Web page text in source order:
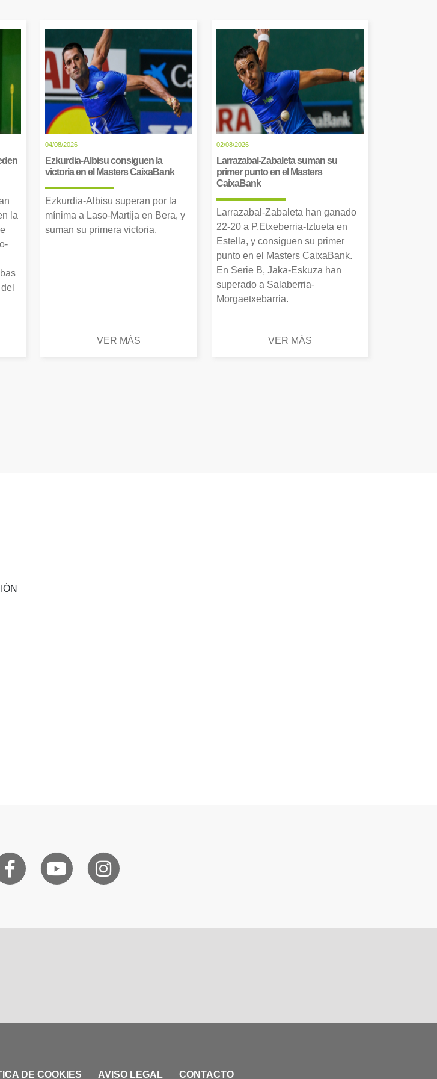
la
04/08/2026
Ezkurdia-Albisu consiguen la
victoria en el Masters CaixaBank
Ezkurdia-Albisu superan por la
mínima a Laso-Martija en Bera, y
suman su primera victoria.
VER MÁS
02/08/2026
Larrazabal-Zabaleta suman su
primer punto en el Masters
CaixaBank
Larrazabal-Zabaleta han ganado
22-20 a P.Etxeberria-Iztueta en
Estella, y consiguen su primer
punto en el Masters CaixaBank.
En Serie B, Jaka-Eskuza han
superado a Salaberria-
Morgaetxebarria.
VER MÁS
DE COOKIES AVISO LEGAL CONTACTO